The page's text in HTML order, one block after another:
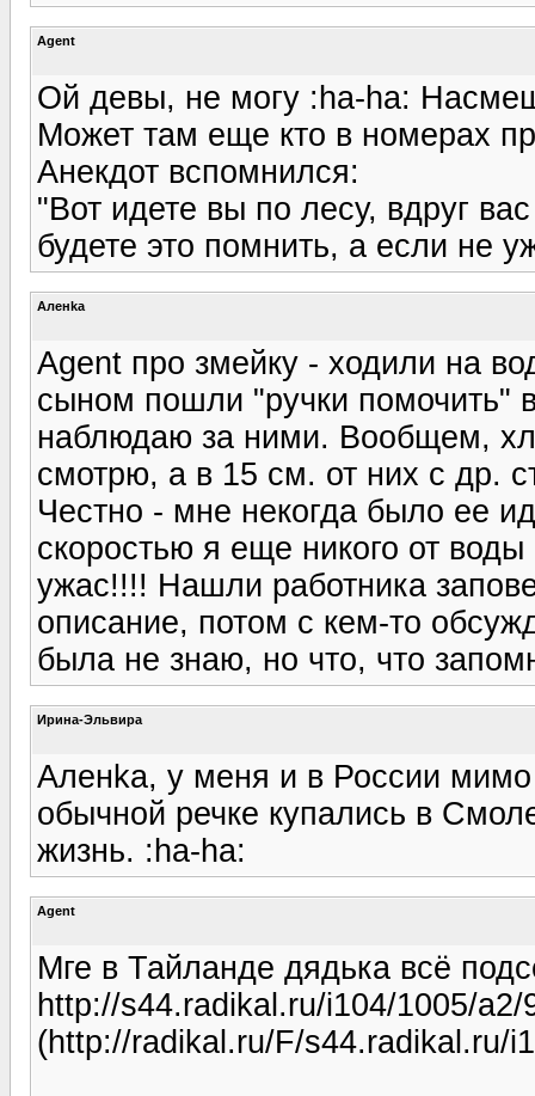
Agent
Ой девы, не могу :ha-ha:
Может там еще кто в номерах
Анекдот вспомнился:
"Вот идете вы по лесу, вдруг
будете это помнить, а если не
Аленka
Agent про змейку - ходили на
сыном пошли "ручки помочить"
наблюдаю за ними. Вообщем,
смотрю, а в 15 см. от них с др.
Честно - мне некогда было ее
скоростью я еще никого от
ужас!!!! Нашли работника
описание, потом с кем-то
была не знаю, но что, что
Ирина-Эльвира
Аленka, у меня и в России
обычной речке купались в
жизнь. :ha-ha:
Agent
Мге в Тайланде дядька всё
http://s44.radikal.ru/i104/1005/
(http://radikal.ru/F/s44.radikal.ru/